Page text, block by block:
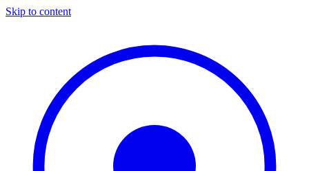
Skip to content